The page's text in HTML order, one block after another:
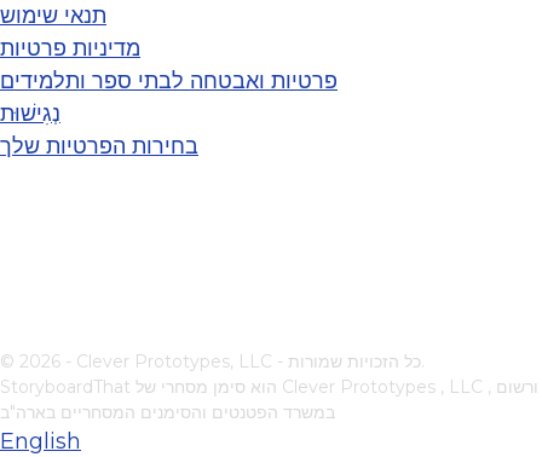
תנאי שימוש
מדיניות פרטיות
פרטיות ואבטחה לבתי ספר ותלמידים
נְגִישׁוּת
בחירות הפרטיות שלך
© 2026 - Clever Prototypes, LLC - כל הזכויות שמורות.
Clever Prototypes , LLC , ורשום
במשרד הפטנטים והסימנים המסחריים בארה"ב
English